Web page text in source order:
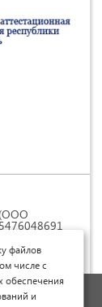
(ООО
файлов
числе с
обеспечения
и